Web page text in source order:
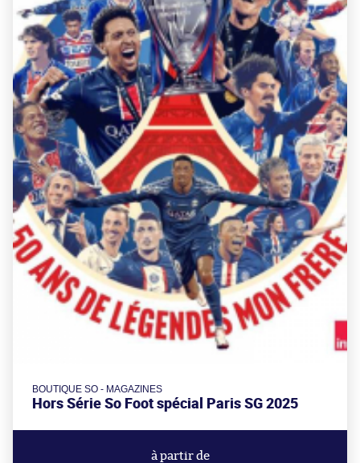
BOUTIQUE SO - MAGAZINES
Hors Série So Foot spécial Paris SG 2025
à partir de